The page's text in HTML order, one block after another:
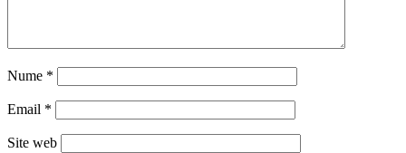
Nume *
Email *
Site web